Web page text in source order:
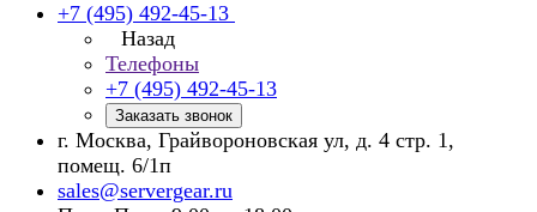
+7 (495) 492-45-13
Назад
Телефоны
+7 (495) 492-45-13
Заказать звонок
г. Москва, Грайвороновская ул, д. 4 стр. 1,
помещ. 6/1п
sales@servergear.ru